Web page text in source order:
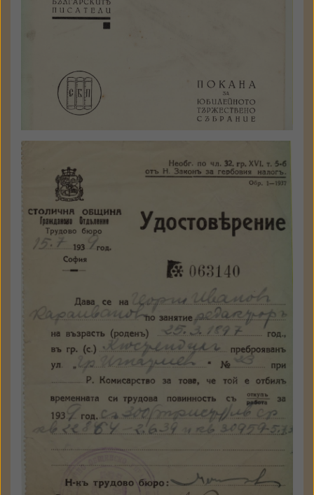
Държател: Национален
литературен музей
Удостоверение
а 3140 - 88
Държател: Национален
литературен музей
ПРЕГЛЕД